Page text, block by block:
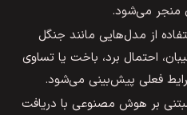
منجر می‌شود.
از مدل‌هایی مانند جنگل
احتمال برد، باخت یا تساوی
فعلی پیش‌بینی می‌شود.
بر هوش مصنوعی با دریافت